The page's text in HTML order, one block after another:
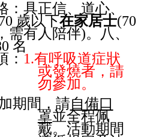
：具正信、道心、
歲以下在家居士(70
需有人陪伴)。八、
名
： 1.有呼吸道症狀
或發燒者，請
勿參加。
期間，請自備口
罩並全程佩
戴。活動期間